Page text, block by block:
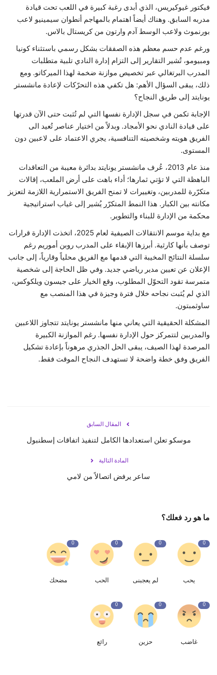
فيكتور غيوكيريس، الذي أبدى رغبة كبيرة في اللعب تحت قيادة
مدربه السابق. وهناك أيضاً اهتمام بالمهاجم أنطوان سيمينيو لاعب
بورنموث ولاعب الوسط آدم وارتون من كريستال بالاس.
ورغم عدم حسم معظم هذه الصفقات بشكل رسمي باستثناء كونيا
ومبيومو، تُشير التقارير إلى التزام إدارة النادي تلبية متطلبات
المدرب البرتغالي عبر تخصيص موازنة ضخمة لهذا الميركاتو. ومع
ذلك، يبقى السؤال الأهم: هل تكفي هذه التحرّكات لإعادة مانشستر
يونايتد إلى طريق النجاح؟
الإجابة تكمن في سجل الإدارة نفسها التي لم تُثبت حتى الآن قدرتها
على قيادة النادي نحو الأمجاد. وبدلاً من اختيار عناصر تُعيد الى
الفريق هويته وشخصيته التنافسية، يجري الاعتماد على لاعبين دون
المستوى.
منذ عام 2013، عُرف مانشستر يونايتد بدائرة معيبة من التعاقدات
الباهظة التي لا تؤتي ثمارها؛ أداء باهت على أرض الملعب، إقالات
متكرّرة للمدربين، وتغييرات لا تمنح الفريق الاستمرارية اللازمة لتعزيز
مكانته بين الكبار. هذا النمط المتكرّر يُشير إلى غياب استراتيجية
محكمة من الإدارة للبناء والتطوير.
مع بداية موسم الانتقالات الصيفية لعام 2025، اتخذت الإدارة قرارات
توصف بأنها كارثية. أبرزها الإبقاء على المدرب روبن أموريم رغم
سلسلة النتائج المخيبة التي قدمها مع الفريق محلياً وقارياً، إلى جانب
الإعلان عن تعيين مدير رياضي جديد. وفي ظل الحاجة إلى شخصية
متمرسة تقود التحوّل المطلوب، وقع الخيار على جيسون ويلكوكس،
الذي لم يُثبت نجاحه خلال فترة وجيزة في هذا المنصب مع
ساوثمبتون.
المشكلة الحقيقية التي يعاني منها مانشستر يونايتد تتجاوز اللاعبين
والمدربين لتتمركز حول الإدارة نفسها. رغم الموازنة الكبيرة
المرصدة لهذا الصيف، يبقى الحل الجذري مرهوناً بإعادة تشكيل
الفريق وفق خطة واضحة لا تستهدف النجاح الموقت فقط.
المقال السابق
موسكو تعلن استعدادها الكامل لتنفيذ اتفاقات إسطنبول
المادة التالية
ساعر يرفض اتصالاً من لامي
ما هو رد فعلك؟
0
يحب
0
لم يعجبنى
0
الحب
0
مضحك
0
غاضب
0
حزين
0
رائع